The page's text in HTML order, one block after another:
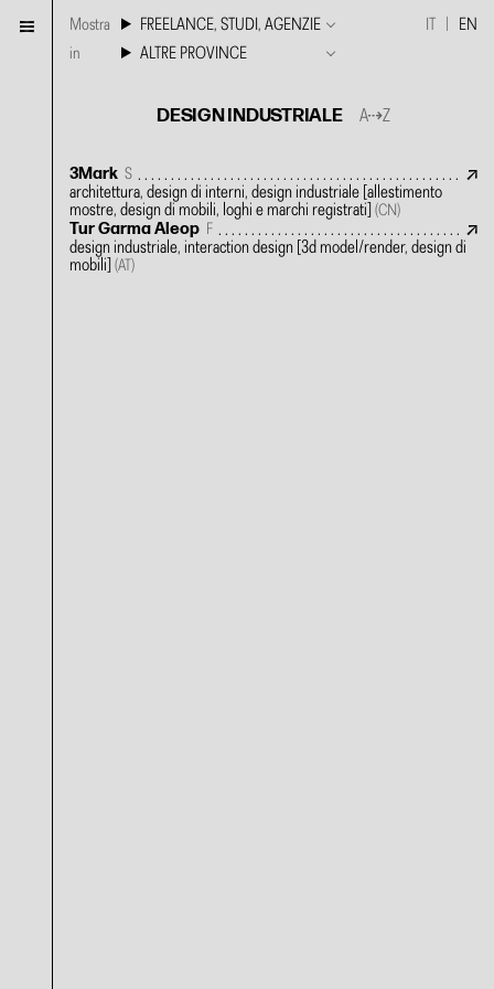
Mostra
FREELANCE, STUDI, AGENZIE
in
ALTRE PROVINCE
DESIGN INDUSTRIALE A⇢Z
EN
3Mark S
architettura, design di interni, design industriale [allestimento
mostre, design di mobili, loghi e marchi registrati] (CN)
Tur Garma Aleop F
design industriale, interaction design [3d model/render, design di
mobili] (AT)